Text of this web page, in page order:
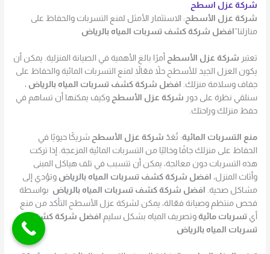
شركة عزل اسطح
شركة عزل الأسطح: الاستثمار الأمثل لمنع التسربات والحفاظ على
منازلنا”افضل شركة كشف تسربات المياه بالرياض
تعتبر شركة عزل الأسطح أمرًا بالغ الأهمية في الصيانة المنزلية. يمكن أن
يكون العزل الجيد للأسطح حلاً فعّالاً لمنع التسربات المائية والحفاظ على
جفاف وسلامة منزلك. افضل شركة كشف تسربات المياه بالرياض ،
سنلقي نظرة على دور شركة عزل الأسطح وكيف يمكنها أن تساهم في
حفظ منزلك وراحتك.
منع التسربات المائية: تُعَدّ شركة عزل الأسطح شريكًا حيويًا في
الحفاظ على منزلك جافًا وخاليًا من التسربات المائية المزعجة. إذا تركت
هذه التسربات دون معالجة، يمكن أن تتسبب في تلف هياكل المبنى
وأثاث المنزل، افضل شركة كشف تسربات المياه بالرياض وتؤدي إلى
مشاكل صحية.
افضل شركة كشف تسربات المياه بالرياض بواسطة
فحص منتظم وصيانة فعّالة، يمكن لشركة عزل الأسطح التأكد من منع
أيتسربات مائية وتصريف المياه بشكل سليم. افضل شركة كشف
تسربات المياه بالرياض